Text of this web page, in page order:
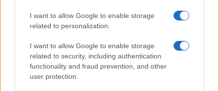
I want to allow Google to enable storage
related to personalization.
I want to allow Google to enable storage
related to security, including authentication
functionality and fraud prevention, and other
user protection.
Kinza Babylon Staked BTC $83,270.00
Eureka Bridged PAX Gold (Terra
(PAXG)
$4,205.78